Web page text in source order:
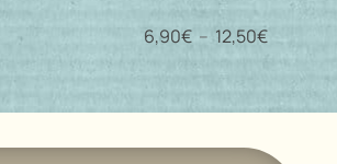
6,90€ – 12,50€Plage
de
à